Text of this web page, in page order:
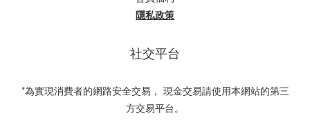
隱私政策
社交平台
*為實現消費者的網路安全交易， 現金交易請使用本網站的第三
方交易平台。